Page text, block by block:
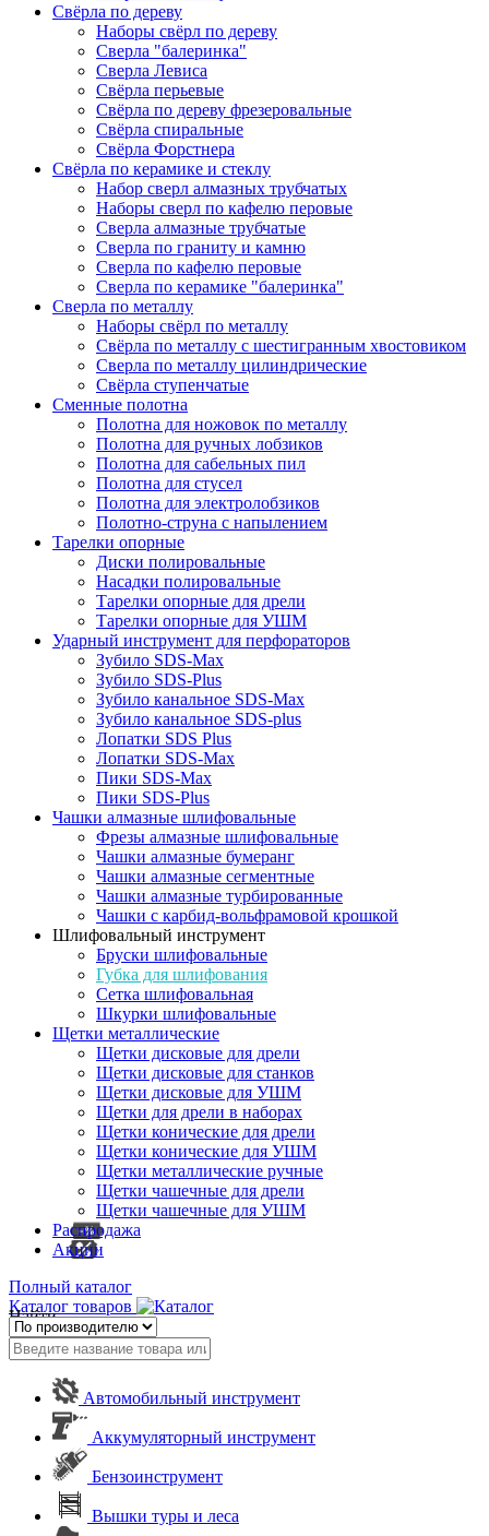
Свёрла по дереву
Наборы свёрл по дереву
Сверла "балеринка"
Сверла Левиса
Свёрла перьевые
Свёрла по дереву фрезеровальные
Свёрла спиральные
Свёрла Форстнера
Свёрла по керамике и стеклу
Набор сверл алмазных трубчатых
Наборы сверл по кафелю перовые
Сверла алмазные трубчатые
Сверла по граниту и камню
Сверла по кафелю перовые
Сверла по керамике "балеринка"
Сверла по металлу
Наборы свёрл по металлу
Свёрла по металлу с шестигранным хвостовиком
Сверла по металлу цилиндрические
Свёрла ступенчатые
Сменные полотна
Полотна для ножовок по металлу
Полотна для ручных лобзиков
Полотна для сабельных пил
Полотна для стусел
Полотна для электролобзиков
Полотно-струна с напылением
Тарелки опорные
Диски полировальные
Насадки полировальные
Тарелки опорные для дрели
Тарелки опорные для УШМ
Ударный инструмент для перфораторов
Зубило SDS-Max
Зубило SDS-Plus
Зубило канальное SDS-Max
Зубило канальное SDS-plus
Лопатки SDS Plus
Лопатки SDS-Max
Пики SDS-Max
Пики SDS-Plus
Чашки алмазные шлифовальные
Фрезы алмазные шлифовальные
Чашки алмазные бумеранг
Чашки алмазные сегментные
Чашки алмазные турбированные
Чашки с карбид-вольфрамовой крошкой
Шлифовальный инструмент
Бруски шлифовальные
Губка для шлифования
Сетка шлифовальная
Шкурки шлифовальные
Щетки металлические
Щетки дисковые для дрели
Щетки дисковые для станков
Щетки дисковые для УШМ
Щетки для дрели в наборах
Щетки конические для дрели
Щетки конические для УШМ
Щетки металлические ручные
Щетки чашечные для дрели
Щетки чашечные для УШМ
Распродажа
Акции
Полный каталог
Каталог товаров
Найти
Автомобильный инструмент
Аккумуляторный инструмент
Бензоинструмент
Вышки туры и леса